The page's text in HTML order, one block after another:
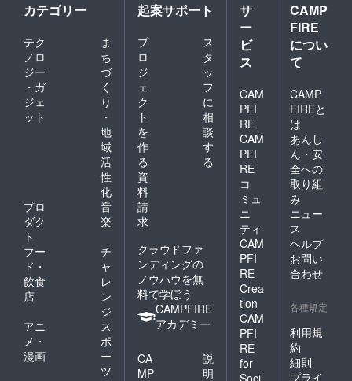
カテゴリー
テク
ノロ
ジー
・ガ
ジェ
ット
ま
ち
づ
く
り
・
地
域
活
性
化
プロ
ダク
ト
音
楽
フー
ド・
飲食
店
チ
ャ
レ
ン
ジ
アニ
メ・
漫画
ス
ポ
ー
ツ
起案サポート
プ
ロ
ジ
ェ
ク
ト
を
作
る
ス
タ
ッ
フ
に
相
談
す
る
資
料
請
求
クラウドファ
ンディングの
ノウハウを無
料で学ぼう
CAMPFIRE
アカデミー
CA
MP
説
明
サ
ー
ビ
ス
CAM
PFI
RE
CAM
PFI
RE
コ
ミュ
ニ
ティ
CAM
PFI
RE
Crea
tion
CAM
PFI
RE
for
CAMP
FIRE
につい
て
CAMP
FIREと
は
あんし
ん・安
全への
取り組
み
ニュー
ス
ヘルプ
お問い
合わせ
各種規定
利用規
約
細則
プライ